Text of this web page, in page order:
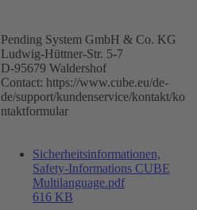
Pending System GmbH & Co. KG
Ludwig-Hüttner-Str. 5-7
D-95679 Waldershof
Contact: https://www.cube.eu/de-
de/support/kundenservice/kontakt/ko
ntaktformular
Sicherheitsinformationen,
Safety-Informations CUBE
Multilanguage.pdf
616 KB